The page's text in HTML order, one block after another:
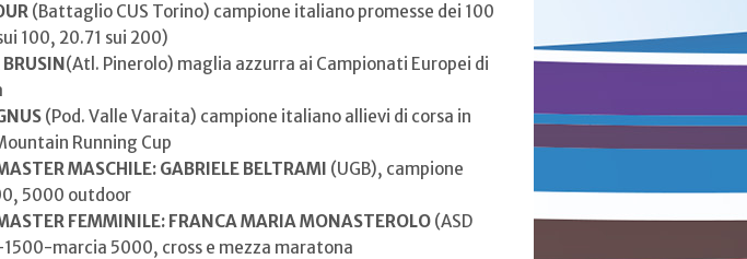
(Battaglio CUS Torino) campione italiano promesse dei 100
100, 20.71 sui 200)
(Atl. Pinerolo) maglia azzurra ai Campionati Europei di
(Pod. Valle Varaita) campione italiano allievi di corsa in
Running Cup
MASCHILE: GABRIELE BELTRAMI (UGB), campione
5000 outdoor
FEMMINILE: FRANCA MARIA MONASTEROLO (ASD
marcia 5000, cross e mezza maratona